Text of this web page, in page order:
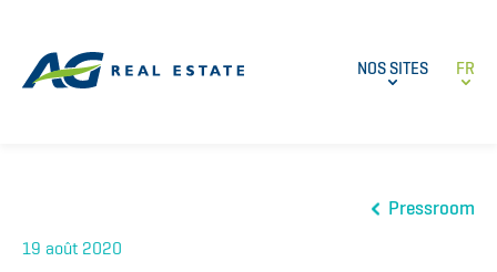
NOS SITES FR
Pressroom
19 août 2020